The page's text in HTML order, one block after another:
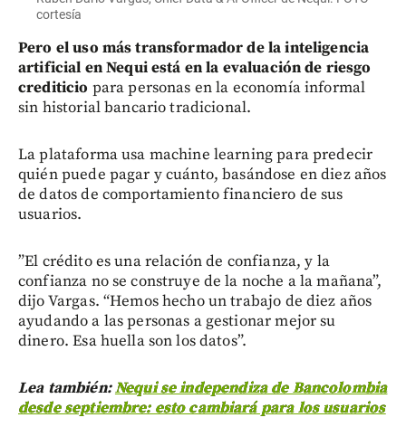
cortesía
Pero el uso más transformador de la inteligencia
artificial en Nequi está en la evaluación de riesgo
crediticio para personas en la economía informal
sin historial bancario tradicional.
La plataforma usa machine learning para predecir
quién puede pagar y cuánto, basándose en diez años
de datos de comportamiento financiero de sus
usuarios.
”El crédito es una relación de confianza, y la
confianza no se construye de la noche a la mañana”,
dijo Vargas. “Hemos hecho un trabajo de diez años
ayudando a las personas a gestionar mejor su
dinero. Esa huella son los datos”.
Lea también:Nequi se independiza de Bancolombia
desde septiembre: esto cambiará para los usuarios